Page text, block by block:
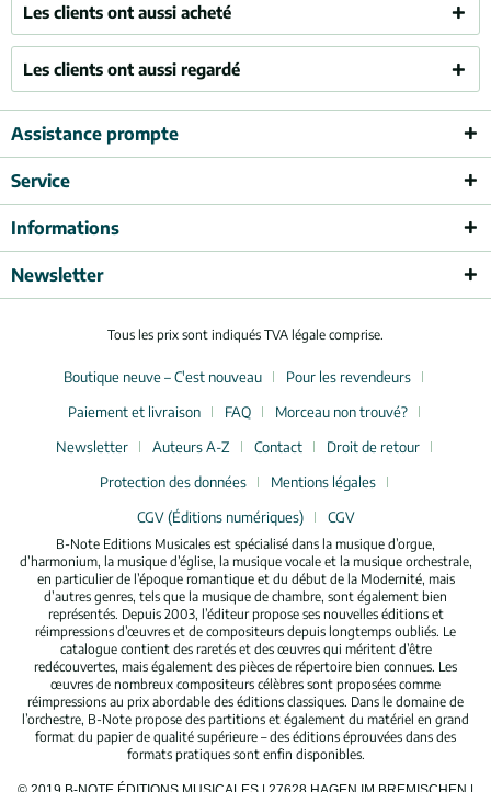
Les clients ont aussi acheté
Les clients ont aussi regardé
Assistance prompte
Service
Informations
Newsletter
Tous les prix sont indiqués TVA légale comprise.
Boutique neuve – C'est nouveau
Pour les revendeurs
Paiement et livraison
FAQ
Morceau non trouvé?
Newsletter
Auteurs A-Z Contact
Droit de retour
Protection des données
Mentions légales
CGV (Éditions numériques)
CGV
B-Note Editions Musicales est spécialisé dans la musique d’orgue,
d’harmonium, la musique d’église, la musique vocale et la musique orchestrale,
en particulier de l’époque romantique et du début de la Modernité, mais
d’autres genres, tels que la musique de chambre, sont également bien
représentés. Depuis 2003, l’éditeur propose ses nouvelles éditions et
réimpressions d’œuvres et de compositeurs depuis longtemps oubliés. Le
catalogue contient des raretés et des œuvres qui méritent d’être
redécouvertes, mais également des pièces de répertoire bien connues. Les
œuvres de nombreux compositeurs célèbres sont proposées comme
réimpressions au prix abordable des éditions classiques. Dans le domaine de
l’orchestre, B-Note propose des partitions et également du matériel en grand
format du papier de qualité supérieure – des éditions éprouvées dans des
formats pratiques sont enfin disponibles.